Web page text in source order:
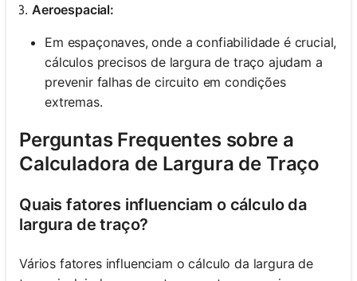
Aeroespacial:
Em espaçonaves, onde a confiabilidade é crucial,
cálculos precisos de largura de traço ajudam a
prevenir falhas de circuito em condições
extremas.
Perguntas Frequentes sobre a
Calculadora de Largura de Traço
Quais fatores influenciam o cálculo da
largura de traço?
Vários fatores influenciam o cálculo da largura de